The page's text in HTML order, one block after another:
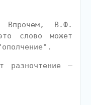
Впрочем, В.Ф.
слово может
разночтение —